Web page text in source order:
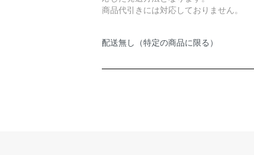
商品代引きには対応しておりません。
配送無し（特定の商品に限る）